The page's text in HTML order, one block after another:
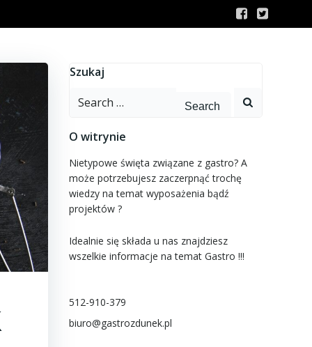
Szukaj
Search
O witrynie
Nietypowe święta związane z gastro? A
może potrzebujesz zaczerpnąć trochę
wiedzy na temat wyposażenia bądź
projektów ?
Idealnie się składa u nas znajdziesz
wszelkie informacje na temat Gastro !!!
512-910-379
biuro@gastrozdunek.pl